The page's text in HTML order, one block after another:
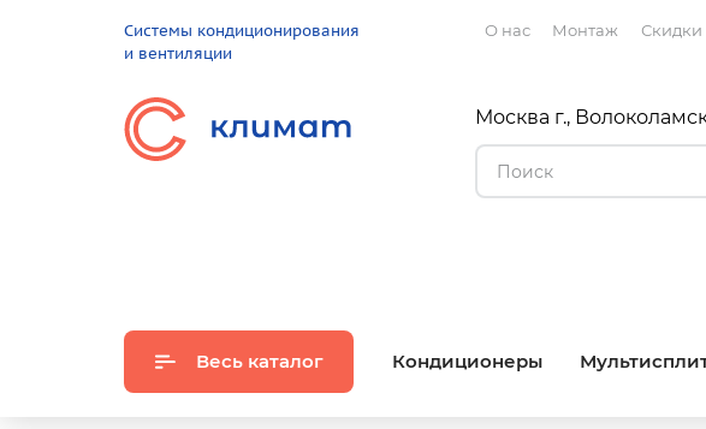
Системы кондиционирования
и вентиляции
О нас Монтаж Скидки
Москва г.,
Весь каталог Кондиционеры